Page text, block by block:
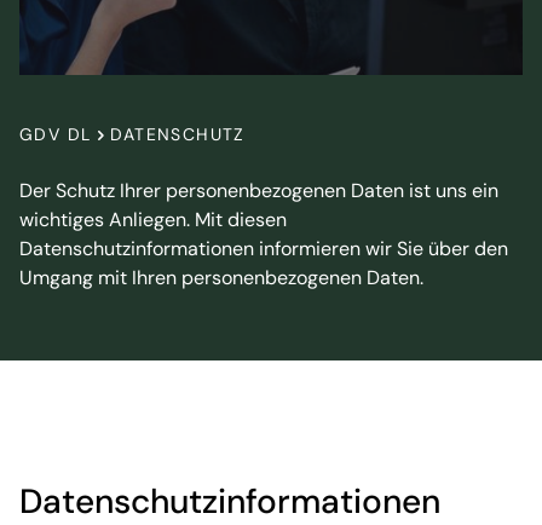
GDV DL DATENSCHUTZ
Der Schutz Ihrer personenbezogenen Daten ist uns ein
wichtiges Anliegen. Mit diesen
Datenschutzinformationen informieren wir Sie über den
Umgang mit Ihren personenbezogenen Daten.
Datenschutzinformationen